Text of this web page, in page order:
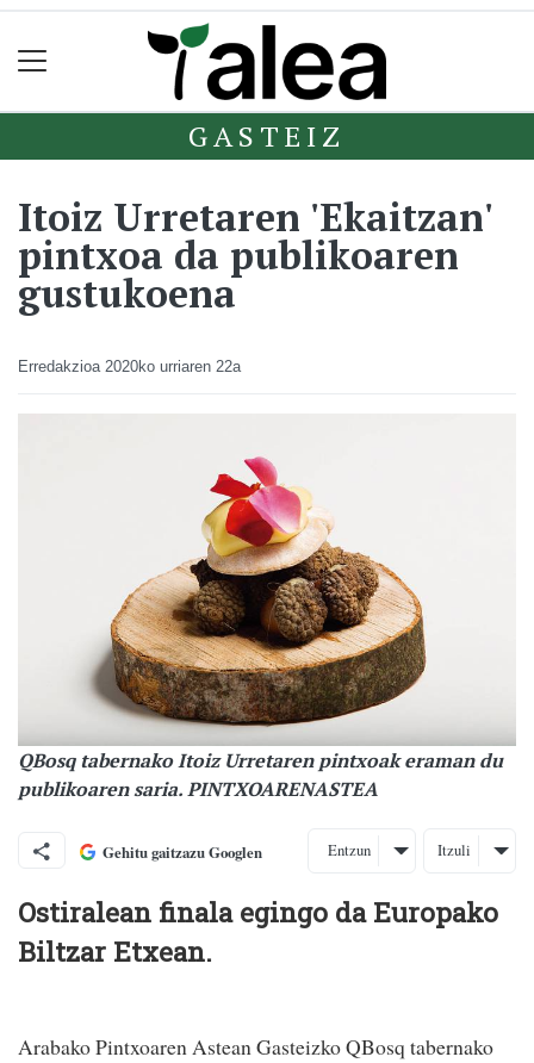
GASTEIZ
Itoiz Urretaren 'Ekaitzan'
pintxoa da publikoaren
gustukoena
Erredakzioa 2020ko urriaren 22a
QBosq tabernako Itoiz Urretaren pintxoak eraman du
publikoaren saria. PINTXOARENASTEA
Gehitu gaitzazu Googlen Entzun Itzuli
Ostiralean finala egingo da Europako
Biltzar Etxean.
Arabako Pintxoaren Astean Gasteizko QBosq tabernako